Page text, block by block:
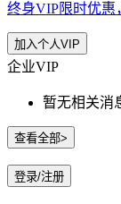
终身VIP限时优惠
加入个人VIP
企业VIP
暂无相关消
查看全部>
登录/注册